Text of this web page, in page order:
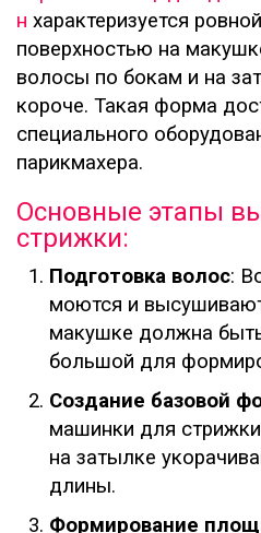
н характеризуется
поверхностью на
волосы по бокам и на
короче. Такая форма
специального
парикмахера.
Основные этапы
стрижки:
Подготовка волос:
моются и
макушке должна
большой для
Создание базовой
машинки для
на затылке
длины.
Формирование